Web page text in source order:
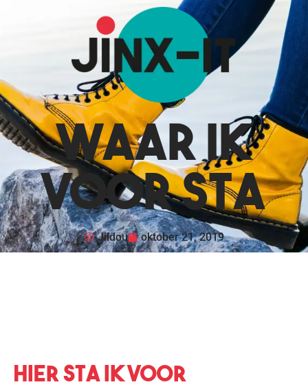
Waar ik
voor sta
Jildou oktober 21, 2019
Hier sta ik voor